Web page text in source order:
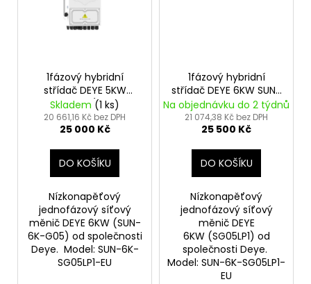
1fázový hybridní
střídač DEYE 5KW
verze SG05 (SUN-5K-
SG05LP1-EU)
Skladem (1 ks)
20 661,16 Kč bez DPH
25 000 Kč
DO KOŠÍKU
Nízkonapěťový
jednofázový síťový
měnič DEYE 6KW (SUN-
6K-G05) od společnosti
Deye. Model: SUN-6K-
SG05LP1-EU
1fázový hybridní
střídač DEYE 6KW SUN-
6K-SG05LP1-EU
Na objednávku do 2 týdnů
21 074,38 Kč bez DPH
25 500 Kč
DO KOŠÍKU
Nízkonapěťový
jednofázový síťový
měnič DEYE
6KW (SG05LP1) od
společnosti Deye.
Model: SUN-6K-SG05LP1-
EU